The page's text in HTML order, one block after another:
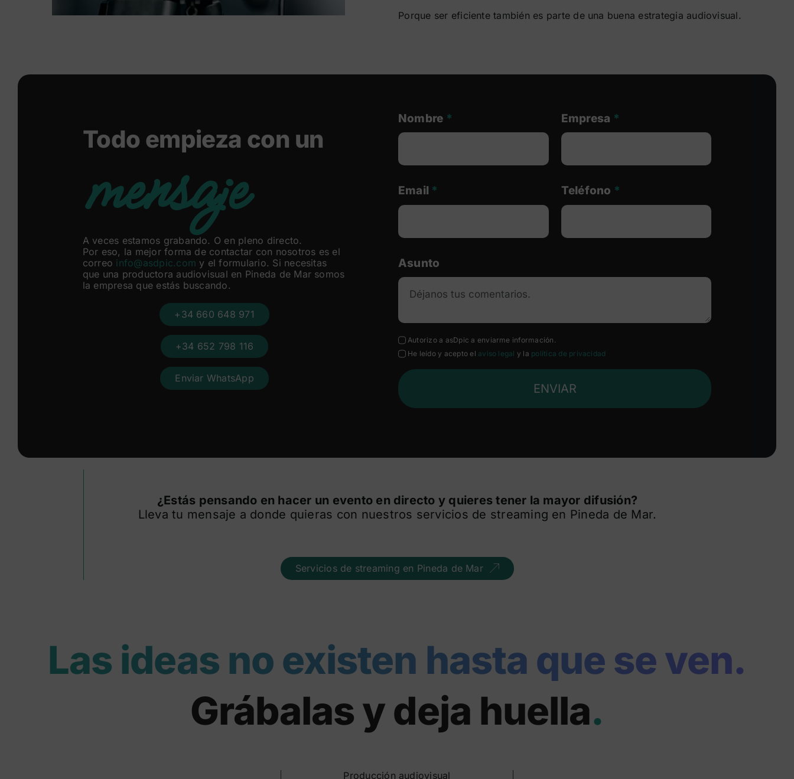
Porque ser eficiente también es parte de una buena estrategia audiovisual.
Todo empieza con un
mensaje
A veces estamos grabando. O en pleno directo.
Por eso, la mejor forma de contactar con nosotros es el
correo info@asdpic.com y el formulario. Si necesitas
que una productora audiovisual en Pineda de Mar somos
la empresa que estás buscando.
+34 660 648 971
+34 652 798 116
Enviar WhatsApp
Nombre *
Email *
Empresa *
Teléfono *
Asunto
Autorizo a asDpic a enviarme información.
He leído y acepto el aviso legal y la política de privacidad
ENVIAR
¿Estás pensando en hacer un evento en directo y quieres tener la mayor difusión?
Lleva tu mensaje a donde quieras con nuestros servicios de streaming en Pineda de Mar.
Servicios de streaming en Pineda de Mar
Las ideas no existen hasta que se ven.
Grábalas y deja huella.
Producción audiovisual